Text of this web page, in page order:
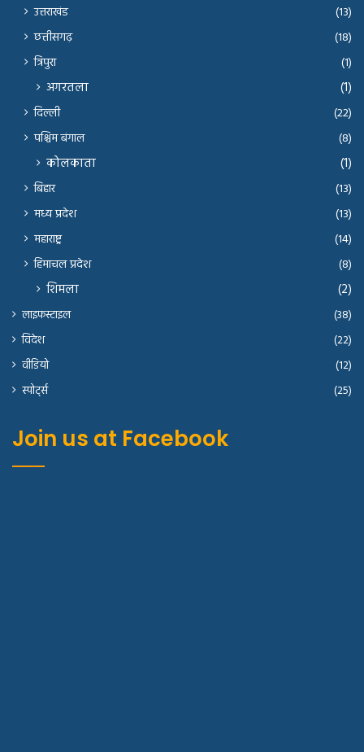
उत्तराखंड
(13)
छत्तीसगढ़
(18)
त्रिपुरा
(1)
अगरतला (1)
दिल्ली
(22)
पश्चिम बंगाल
(8)
कोलकाता (1)
बिहार
(13)
मध्य प्रदेश
(13)
महाराष्ट्र
(14)
हिमाचल प्रदेश
(8)
शिमला (2)
लाइफस्टाइल
(38)
विदेश
(22)
वीडियो
(12)
स्पोर्ट्स
(25)
Join us at Facebook